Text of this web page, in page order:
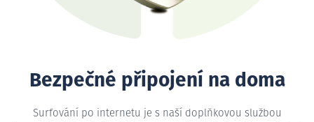
Bezpečné připojení na doma
Surfování po internetu je s naší doplňkovou službou